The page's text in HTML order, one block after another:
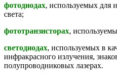
фотодиодах, используемых для
света;
фототранзисторах,
светодиодах, используемых в
инфракрасного излучения,
полупроводниковых лазерах.